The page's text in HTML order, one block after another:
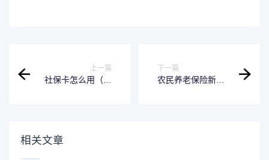
上一篇
社保卡怎么用（社
下一篇
农民养老保险新政
相关文章